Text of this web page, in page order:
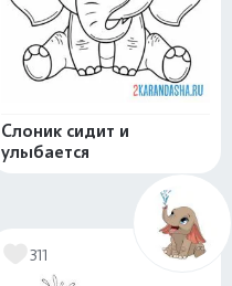
Слоник сидит и
улыбается
311